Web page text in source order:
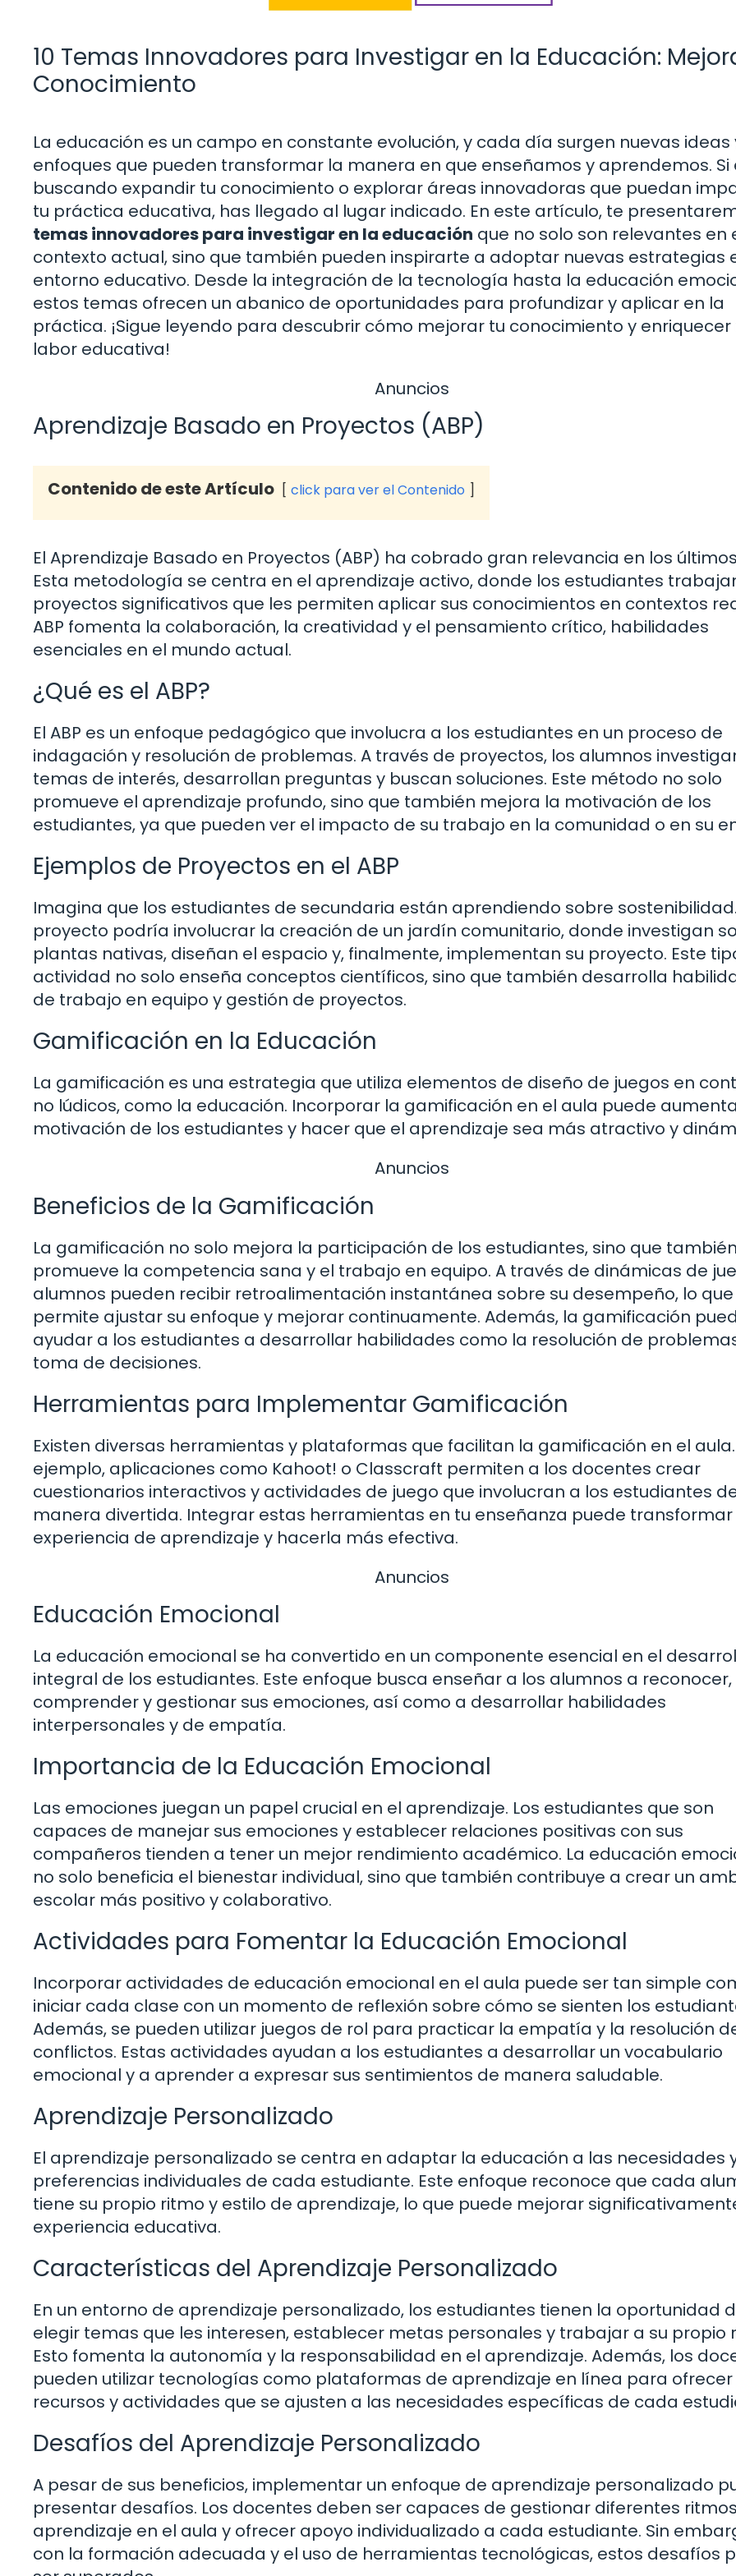
10 Temas Innovadores para Investigar en la Educación:
Conocimiento
La educación es un campo en constante evolución, y cada día surgen nuevas ideas
enfoques que pueden transformar la manera en que enseñamos y aprendemos. Si
buscando expandir tu conocimiento o explorar áreas innovadoras que puedan
tu práctica educativa, has llegado al lugar indicado. En este artículo, te
temas innovadores para investigar en la educación que no solo son relevantes en
contexto actual, sino que también pueden inspirarte a adoptar nuevas estrategias
entorno educativo. Desde la integración de la tecnología hasta la educación
estos temas ofrecen un abanico de oportunidades para profundizar y aplicar en la
práctica. ¡Sigue leyendo para descubrir cómo mejorar tu conocimiento y enriquecer
labor educativa!
Anuncios
Aprendizaje Basado en Proyectos (ABP)
Contenido de este Artículo click para ver el Contenido
El Aprendizaje Basado en Proyectos (ABP) ha cobrado gran relevancia en los
Esta metodología se centra en el aprendizaje activo, donde los estudiantes
proyectos significativos que les permiten aplicar sus conocimientos en contextos
ABP fomenta la colaboración, la creatividad y el pensamiento crítico, habilidades
esenciales en el mundo actual.
¿Qué es el ABP?
El ABP es un enfoque pedagógico que involucra a los estudiantes en un proceso de
indagación y resolución de problemas. A través de proyectos, los alumnos
temas de interés, desarrollan preguntas y buscan soluciones. Este método no solo
promueve el aprendizaje profundo, sino que también mejora la motivación de los
estudiantes, ya que pueden ver el impacto de su trabajo en la comunidad o en su
Ejemplos de Proyectos en el ABP
Imagina que los estudiantes de secundaria están aprendiendo sobre
proyecto podría involucrar la creación de un jardín comunitario, donde investigan
plantas nativas, diseñan el espacio y, finalmente, implementan su proyecto. Este
actividad no solo enseña conceptos científicos, sino que también desarrolla
de trabajo en equipo y gestión de proyectos.
Gamificación en la Educación
La gamificación es una estrategia que utiliza elementos de diseño de juegos en
no lúdicos, como la educación. Incorporar la gamificación en el aula puede
motivación de los estudiantes y hacer que el aprendizaje sea más atractivo y
Anuncios
Beneficios de la Gamificación
La gamificación no solo mejora la participación de los estudiantes, sino que también
promueve la competencia sana y el trabajo en equipo. A través de dinámicas de
alumnos pueden recibir retroalimentación instantánea sobre su desempeño, lo que
permite ajustar su enfoque y mejorar continuamente. Además, la gamificación
ayudar a los estudiantes a desarrollar habilidades como la resolución de
toma de decisiones.
Herramientas para Implementar Gamificación
Existen diversas herramientas y plataformas que facilitan la gamificación en el
ejemplo, aplicaciones como Kahoot! o Classcraft permiten a los docentes crear
cuestionarios interactivos y actividades de juego que involucran a los estudiantes
manera divertida. Integrar estas herramientas en tu enseñanza puede transformar
experiencia de aprendizaje y hacerla más efectiva.
Anuncios
Educación Emocional
La educación emocional se ha convertido en un componente esencial en el
integral de los estudiantes. Este enfoque busca enseñar a los alumnos a reconocer,
comprender y gestionar sus emociones, así como a desarrollar habilidades
interpersonales y de empatía.
Importancia de la Educación Emocional
Las emociones juegan un papel crucial en el aprendizaje. Los estudiantes que son
capaces de manejar sus emociones y establecer relaciones positivas con sus
compañeros tienden a tener un mejor rendimiento académico. La educación
no solo beneficia el bienestar individual, sino que también contribuye a crear un
escolar más positivo y colaborativo.
Actividades para Fomentar la Educación Emocional
Incorporar actividades de educación emocional en el aula puede ser tan simple
iniciar cada clase con un momento de reflexión sobre cómo se sienten los
Además, se pueden utilizar juegos de rol para practicar la empatía y la resolución
conflictos. Estas actividades ayudan a los estudiantes a desarrollar un vocabulario
emocional y a aprender a expresar sus sentimientos de manera saludable.
Aprendizaje Personalizado
El aprendizaje personalizado se centra en adaptar la educación a las necesidades
preferencias individuales de cada estudiante. Este enfoque reconoce que cada
tiene su propio ritmo y estilo de aprendizaje, lo que puede mejorar
experiencia educativa.
Características del Aprendizaje Personalizado
En un entorno de aprendizaje personalizado, los estudiantes tienen la oportunidad
elegir temas que les interesen, establecer metas personales y trabajar a su propio
Esto fomenta la autonomía y la responsabilidad en el aprendizaje. Además, los
pueden utilizar tecnologías como plataformas de aprendizaje en línea para ofrecer
recursos y actividades que se ajusten a las necesidades específicas de cada
Desafíos del Aprendizaje Personalizado
A pesar de sus beneficios, implementar un enfoque de aprendizaje personalizado
presentar desafíos. Los docentes deben ser capaces de gestionar diferentes
aprendizaje en el aula y ofrecer apoyo individualizado a cada estudiante. Sin
con la formación adecuada y el uso de herramientas tecnológicas, estos desafíos